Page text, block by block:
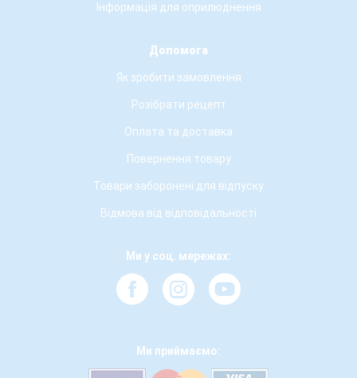
Інформація для оприлюднення
Допомога
Як зробити замовлення
Розібрати рецепт
Оплата та доставка
Повернення товару
Товари заборонені для відпуску
Відмова від відповідальності
Ми у соц. мережах:
Ми приймаємо: